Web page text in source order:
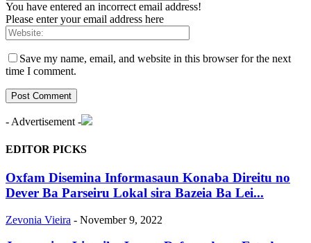
You have entered an incorrect email address!
Please enter your email address here
Save my name, email, and website in this browser for the next
time I comment.
- Advertisement -
EDITOR PICKS
Oxfam Disemina Informasaun Konaba Direitu no
Dever Ba Parseiru Lokal sira Bazeia Ba Lei...
Zevonia Vieira - November 9, 2022